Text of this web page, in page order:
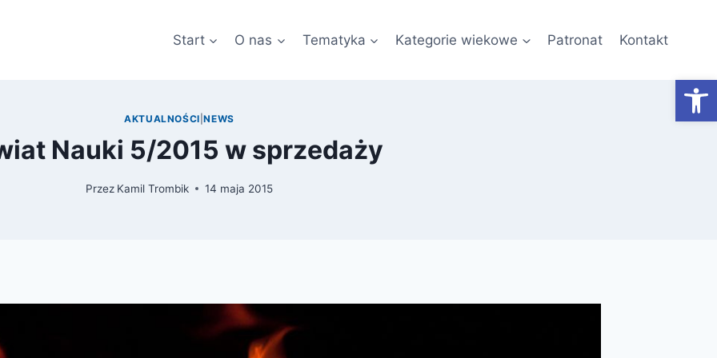
Start O nas Tematyka Kategorie wiekowe Patronat Kontakt
AKTUALNOŚCI |NEWS
Nauki 5/2015 w sprzedaży
Przez Kamil Trombik 14 maja 2015